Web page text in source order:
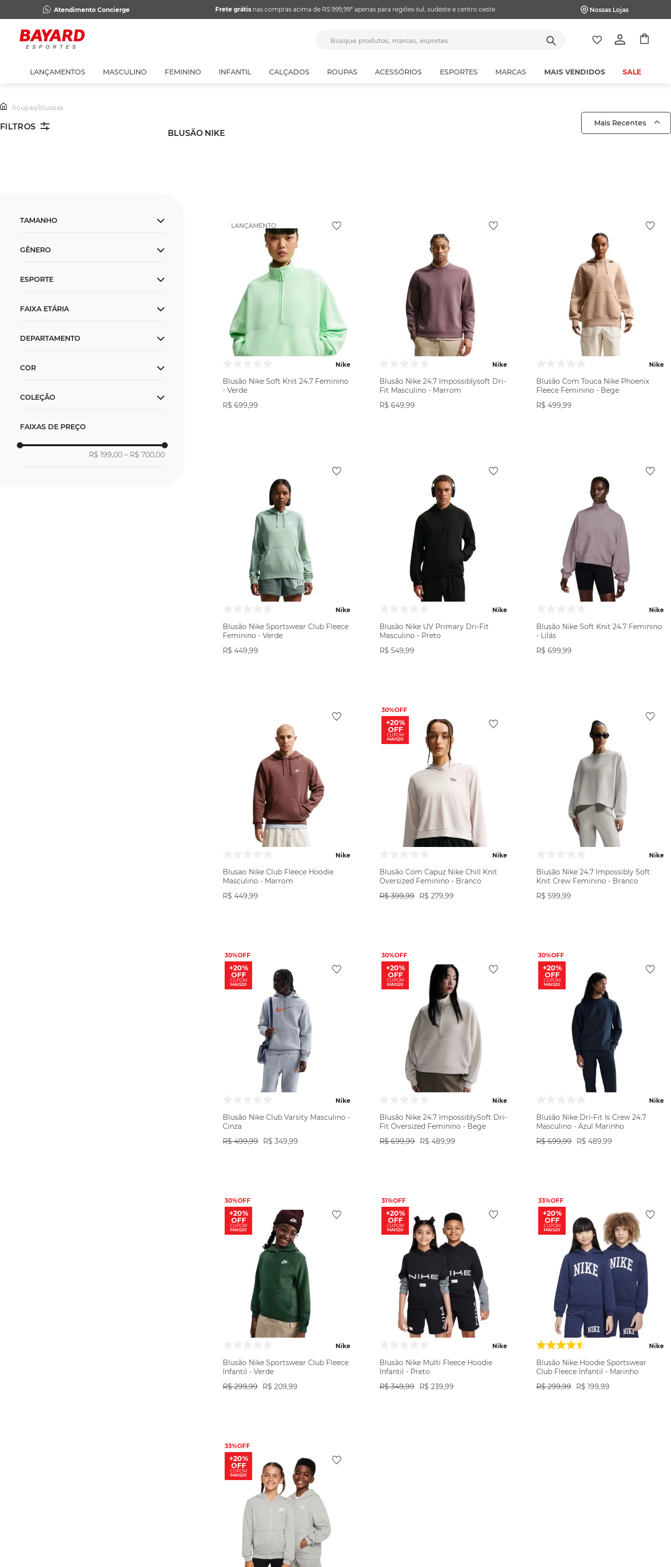
Atendimento Concierge Frete grátisnas compras acima de RS 999,99* apenas para regiões sul, sudeste e centro oeste Nossas Lojas
LANÇAMENTOS MASCULINO FEMININO INFANTIL CALÇADOS ROUPAS ACESSÓRIOS ESPORTES MARCAS MAIS VENDIDOS SALE
/roupas/ blusoes
FILTROS
BLUSÃO NIKE
Mais Recentes
DEPARTAMENTO
COLEÇÃO
Outlet
COR
ESPORTE
Casual
FAIXA ETÁRIA
Infantil
GÊNERO
Masculino
TAMANHO
PP
FAIXAS DE PREÇO
R$ 199,00 – R$ 700,00
LANÇAMENTO
Nike
Blusão Nike Soft Knit 24.7 Feminino
- Verde
R$ 699,99
Nike
Blusão Nike 24.7 Impossiblysoft Dri-
Fit Masculino - Marrom
R$ 649,99
Nike
Blusão Com Touca Nike Phoenix
Fleece Feminino - Bege
R$ 499,99
Nike
Blusão Nike Sportswear Club Fleece
Feminino - Verde
R$ 449,99
Nike
Blusão Nike UV Primary Dri-Fit
Masculino - Preto
R$ 549,99
Nike
Blusão Nike Soft Knit 24.7 Feminino
- Lilás
R$ 699,99
Nike
Blusao Nike Club Fleece Hoodie
Masculino - Marrom
R$ 449,99
30%
+20%
OFF
CUPOM
MAIS20
Nike
Blusão Com Capuz Nike Chill Knit
Oversized Feminino - Branco
R$ 399,99 R$ 279,99
Nike
Blusão Nike 24.7 Impossibly Soft
Knit Crew Feminino - Branco
R$ 599,99
30%
+20%
OFF
CUPOM
MAIS20
Nike
Blusão Nike Club Varsity Masculino -
Cinza
R$ 499,99 R$ 349,99
30%
+20%
OFF
CUPOM
MAIS20
Nike
Blusão Nike 24.7 ImpossiblySoft Dri-
Fit Oversized Feminino - Bege
R$ 699,99 R$ 489,99
30%
+20%
OFF
CUPOM
MAIS20
Nike
Blusão Nike Dri-Fit Is Crew 24.7
Masculino - Azul Marinho
R$ 699,99 R$ 489,99
30%
+20%
OFF
CUPOM
MAIS20
Nike
Blusão Nike Sportswear Club Fleece
Infantil - Verde
R$ 299,99 R$ 209,99
31%
+20%
OFF
CUPOM
MAIS20
Nike
Blusão Nike Multi Fleece Hoodie
Infantil - Preto
R$ 349,99 R$ 239,99
33%
+20%
OFF
CUPOM
MAIS20
Nike
Blusão Nike Hoodie Sportswear
Club Fleece Infantil - Marinho
R$ 299,99 R$ 199,99
33%
+20%
OFF
CUPOM
MAIS20